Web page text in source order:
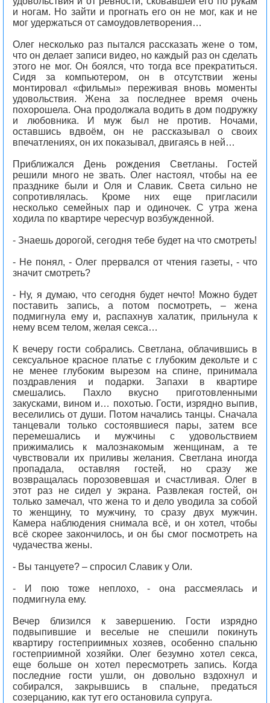
и ногам. Но зайти и прогнать его он не мог, как и не
мог удержаться от самоудовлетворения…
Олег несколько раз пытался рассказать жене о том,
что он делает записи видео, но каждый раз он сделать
этого не мог. Он боялся, что тогда все прекратиться.
Сидя за компьютером, он в отсутствии жены
монтировал «фильмы» переживая вновь моменты
удовольствия. Жена за последнее время очень
похорошела. Она продолжала водить в дом подружку
и любовника. И муж был не против. Ночами,
оставшись вдвоём, он не рассказывал о своих
впечатлениях, он их показывал, двигаясь в ней…
Приближался День рождения Светланы. Гостей
решили много не звать. Олег настоял, чтобы на ее
празднике были и Оля и Славик. Света сильно не
сопротивлялась. Кроме них еще пригласили
несколько семейных пар и одиночек. С утра жена
ходила по квартире чересчур возбужденной.
- Знаешь дорогой, сегодня тебе будет на что смотреть!
- Не понял, - Олег прервался от чтения газеты, - что
значит смотреть?
- Ну, я думаю, что сегодня будет нечто! Можно будет
поставить запись, а потом посмотреть, – жена
подмигнула ему и, распахнув халатик, прильнула к
нему всем телом, желая секса…
К вечеру гости собрались. Светлана, облачившись в
сексуальное красное платье с глубоким декольте и с
не менее глубоким вырезом на спине, принимала
поздравления и подарки. Запахи в квартире
смешались. Пахло вкусно приготовленными
закусками, вином и… похотью. Гости, изрядно выпив,
веселились от души. Потом начались танцы. Сначала
танцевали только состоявшиеся пары, затем все
перемешались и мужчины с удовольствием
прижимались к малознакомым женщинам, а те
чувствовали их приливы желания. Светлана иногда
пропадала, оставляя гостей, но сразу же
возвращалась порозовевшая и счастливая. Олег в
этот раз не сидел у экрана. Развлекая гостей, он
только замечал, что жена то и дело уводила за собой
то женщину, то мужчину, то сразу двух мужчин.
Камера наблюдения снимала всё, и он хотел, чтобы
всё скорее закончилось, и он бы смог посмотреть на
чудачества жены.
- Вы танцуете? – спросил Славик у Оли.
- И пою тоже неплохо, - она рассмеялась и
подмигнула ему.
Вечер близился к завершению. Гости изрядно
подвыпившие и веселые не спешили покинуть
квартиру гостеприимных хозяев, особенно спальню
гостеприимной хозяйки. Олег безумно хотел секса,
еще больше он хотел пересмотреть запись. Когда
последние гости ушли, он довольно вздохнул и
собирался, закрывшись в спальне, предаться
созерцанию, как тут его остановила супруга.